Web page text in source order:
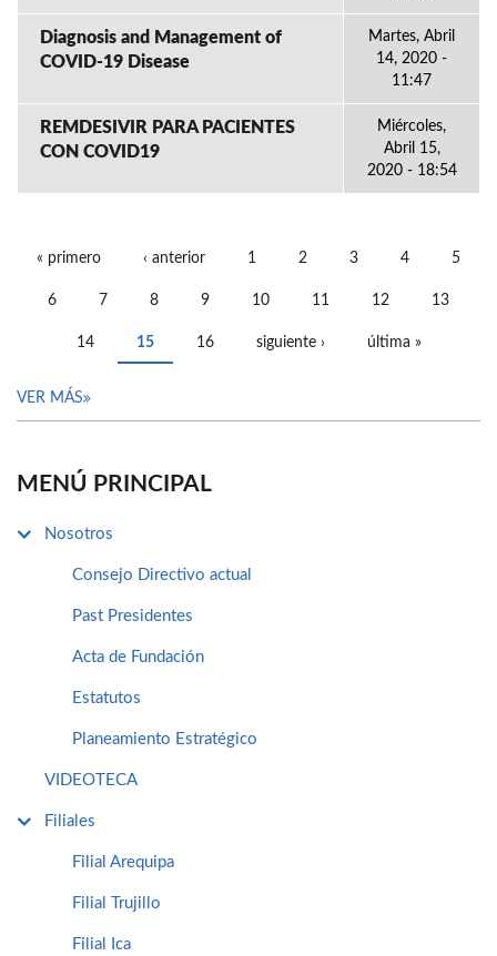
Diagnosis and Management of
COVID-19 Disease
Martes, Abril
14, 2020 -
11:47
REMDESIVIR PARA PACIENTES
CON COVID19
Miércoles,
Abril 15,
2020 - 18:54
« primero ‹ anterior 1 2 3 4 5
6 7 8 9 10 11 12 13
14 15 16 siguiente › última »
VER MÁS
MENÚ PRINCIPAL
Nosotros
Consejo Directivo actual
Past Presidentes
Acta de Fundación
Estatutos
Planeamiento Estratégico
VIDEOTECA
Filiales
Filial Arequipa
Filial Trujillo
Filial Ica